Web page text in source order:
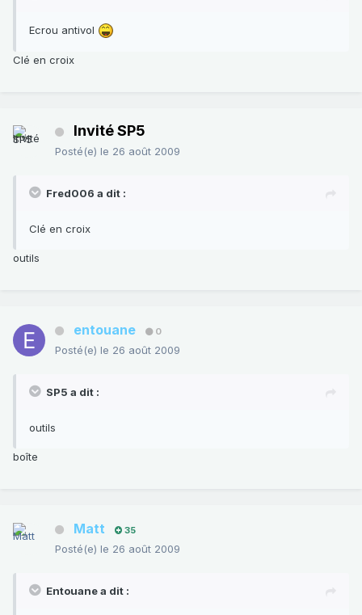
Ecrou antivol
Clé en croix
Invité SP5
Posté(e) le 26 août 2009
Fred006 a dit :
Clé en croix
outils
entouane 0
Posté(e) le 26 août 2009
SP5 a dit :
outils
boîte
Matt 35
Posté(e) le 26 août 2009
Entouane a dit :